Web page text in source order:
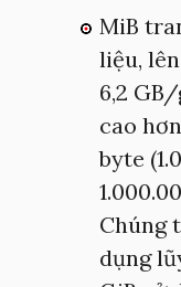
MiB
liệu,
6,2
cao
byte
Chúng
dụng